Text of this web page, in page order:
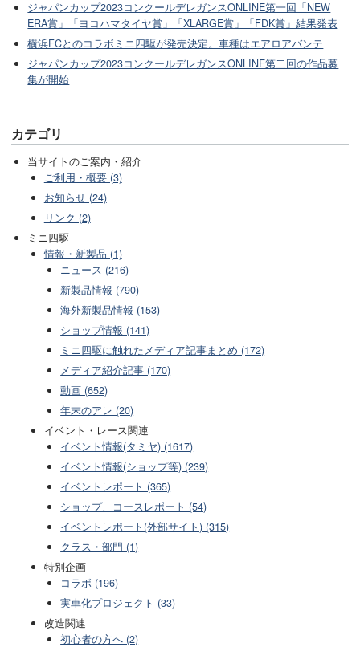
ジャパンカップ2023コンクールデレガンスONLINE第一回「NEW
ERA賞」「ヨコハマタイヤ賞」「XLARGE賞」「FDK賞」結果発表
横浜FCとのコラボミニ四駆が発売決定。車種はエアロアバンテ
ジャパンカップ2023コンクールデレガンスONLINE第二回の作品募
集が開始
カテゴリ
当サイトのご案内・紹介
ご利用・概要 (3)
お知らせ (24)
リンク (2)
ミニ四駆
情報・新製品 (1)
ニュース (216)
新製品情報 (790)
海外新製品情報 (153)
ショップ情報 (141)
ミニ四駆に触れたメディア記事まとめ (172)
メディア紹介記事 (170)
動画 (652)
年末のアレ (20)
イベント・レース関連
イベント情報(タミヤ) (1617)
イベント情報(ショップ等) (239)
イベントレポート (365)
ショップ、コースレポート (54)
イベントレポート(外部サイト) (315)
クラス・部門 (1)
特別企画
コラボ (196)
実車化プロジェクト (33)
改造関連
初心者の方へ (2)